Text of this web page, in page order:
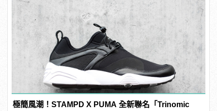
極簡風潮！STAMPD X PUMA 全新聯名「Trinomic